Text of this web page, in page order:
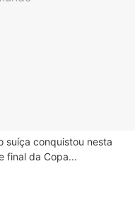
suíça conquistou nesta
final da Copa...